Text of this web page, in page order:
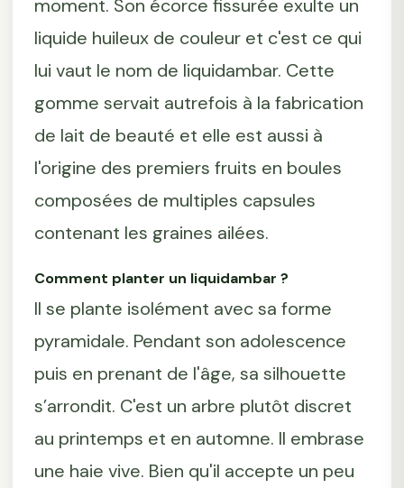
moment. Son écorce fissurée exulte un
liquide huileux de couleur et c'est ce qui
lui vaut le nom de liquidambar. Cette
gomme servait autrefois à la fabrication
de lait de beauté et elle est aussi à
l'origine des premiers fruits en boules
composées de multiples capsules
contenant les graines ailées.
Comment planter un liquidambar ?
Il se plante isolément avec sa forme
pyramidale. Pendant son adolescence
puis en prenant de l'âge, sa silhouette
s’arrondit. C'est un arbre plutôt discret
au printemps et en automne. Il embrase
une haie vive. Bien qu'il accepte un peu